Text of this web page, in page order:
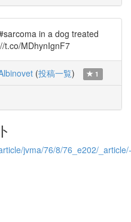
in a dog treated
t.co/MDhynIgnF7
(投稿一覧) 1
jvma/76/8/76_e202/_article/-